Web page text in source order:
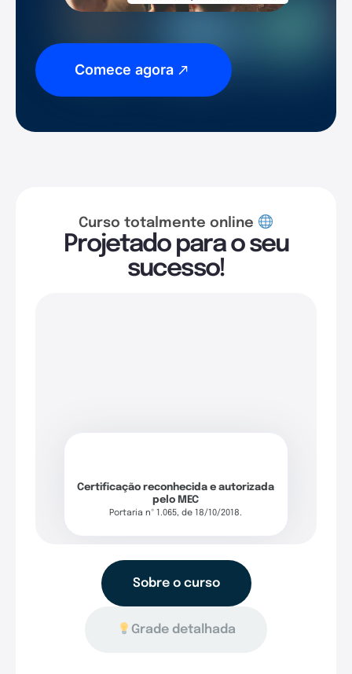
Comece agora
Curso totalmente online
Projetado para o seu
sucesso!
Certificação reconhecida e autorizada
pelo MEC
Portaria nº 1.065, de 18/10/2018.
Sobre o curso
Grade detalhada